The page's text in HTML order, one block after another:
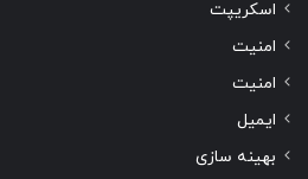
اسکریپت
امنیت
امنیت
ایمیل
بهینه سازی